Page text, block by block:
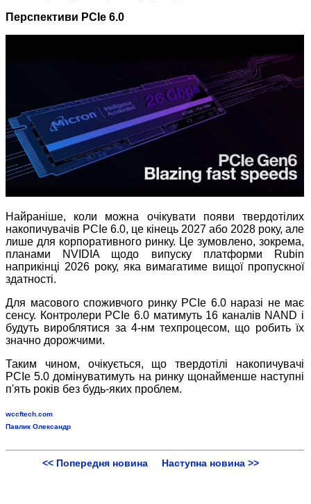
Перспективи PCIe 6.0
Найраніше, коли можна очікувати появи твердотілих
накопичувачів PCIe 6.0, це кінець 2027 або 2028 року, але
лише для корпоративного ринку. Це зумовлено, зокрема,
планами NVIDIA щодо випуску платформи Rubin
наприкінці 2026 року, яка вимагатиме вищої пропускної
здатності.
Для масового споживчого ринку PCIe 6.0 наразі не має
сенсу. Контролери PCIe 6.0 матимуть 16 каналів NAND і
будуть вироблятися за 4-нм техпроцесом, що робить їх
значно дорожчими.
Таким чином, очікується, що твердотілі накопичувачі
PCIe 5.0 домінуватимуть на ринку щонайменше наступні
п'ять років без будь-яких проблем.
wccftech.com
Павлик Олександр
<< Попередня новина Наступна новина >>